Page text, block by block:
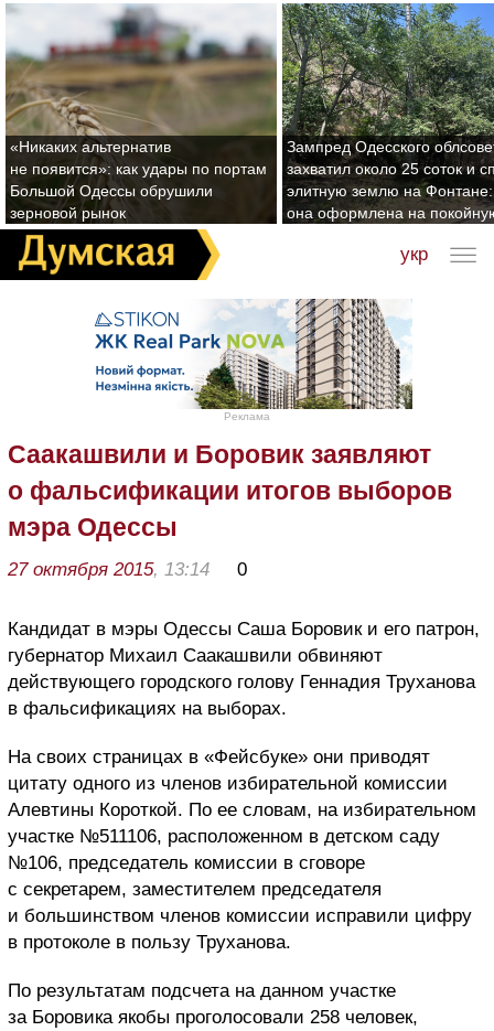
«Никаких альтернатив
не появится»: как удары по портам
Большой Одессы обрушили
зерновой рынок
Зампред Одесского
захватил около 25 соток и
элитную землю на Фонтане:
она оформлена на
укр
Реклама
Саакашвили и Боровик заявляют
о фальсификации итогов выборов
мэра Одессы
27 октября 2015, 13:14 0
Кандидат в мэры Одессы Саша Боровик и его патрон,
губернатор Михаил Саакашвили обвиняют
действующего городского голову Геннадия Труханова
в фальсификациях на выборах.
На своих страницах в «Фейсбуке» они приводят
цитату одного из членов избирательной комиссии
Алевтины Короткой. По ее словам, на избирательном
участке №511106, расположенном в детском саду
№106, председатель комиссии в сговоре
с секретарем, заместителем председателя
и большинством членов комиссии исправили цифру
в протоколе в пользу Труханова.
По результатам подсчета на данном участке
за Боровика якобы проголосовали 258 человек,